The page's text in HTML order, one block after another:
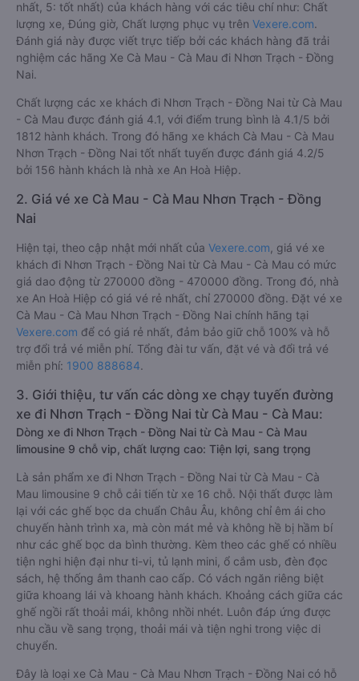
nhất, 5: tốt nhất) của khách hàng với các tiêu chí như: Chất
lượng xe, Đúng giờ, Chất lượng phục vụ trên Vexere.com.
Đánh giá này được viết trực tiếp bởi các khách hàng đã trải
nghiệm các hãng Xe Cà Mau - Cà Mau đi Nhơn Trạch - Đồng
Nai.
Chất lượng các xe khách đi Nhơn Trạch - Đồng Nai từ Cà Mau
- Cà Mau được đánh giá 4.1, với điểm trung bình là 4.1/5 bởi
1812 hành khách. Trong đó hãng xe khách Cà Mau - Cà Mau
Nhơn Trạch - Đồng Nai tốt nhất tuyến được đánh giá 4.2/5
bởi 156 hành khách là nhà xe An Hoà Hiệp.
2. Giá vé xe Cà Mau - Cà Mau Nhơn Trạch - Đồng
Nai
Hiện tại, theo cập nhật mới nhất của Vexere.com , giá vé xe
khách đi Nhơn Trạch - Đồng Nai từ Cà Mau - Cà Mau có mức
giá dao động từ 270000 đồng - 470000 đồng. Trong đó, nhà
xe An Hoà Hiệp có giá vé rẻ nhất, chỉ 270000 đồng. Đặt vé xe
Cà Mau - Cà Mau Nhơn Trạch - Đồng Nai chính hãng tại
Vexere.com để có giá rẻ nhất, đảm bảo giữ chỗ 100% và hỗ
trợ đổi trả vé miễn phí. Tổng đài tư vấn, đặt vé và đổi trả vé
miễn phí: 1900 888684.
3. Giới thiệu, tư vấn các dòng xe chạy tuyến đường
xe đi Nhơn Trạch - Đồng Nai từ Cà Mau - Cà Mau:
Dòng xe đi Nhơn Trạch - Đồng Nai từ Cà Mau - Cà Mau
limousine 9 chỗ vip, chất lượng cao: Tiện lợi, sang trọng
Là sản phẩm xe đi Nhơn Trạch - Đồng Nai từ Cà Mau - Cà
Mau limousine 9 chỗ cải tiến từ xe 16 chỗ. Nội thất được làm
lại với các ghế bọc da chuẩn Châu Âu, không chỉ êm ái cho
chuyến hành trình xa, mà còn mát mẻ và không hề bị hầm bí
như các ghế bọc da bình thường. Kèm theo các ghế có nhiều
tiện nghi hiện đại như ti-vi, tủ lạnh mini, ổ cắm usb, đèn đọc
sách, hệ thống âm thanh cao cấp. Có vách ngăn riêng biệt
giữa khoang lái và khoang hành khách. Khoảng cách giữa các
ghế ngồi rất thoải mái, không nhồi nhét. Luôn đáp ứng được
nhu cầu về sang trọng, thoải mái và tiện nghi trong việc di
chuyển.
Đây là loại xe Cà Mau - Cà Mau Nhơn Trạch - Đồng Nai có hỗ